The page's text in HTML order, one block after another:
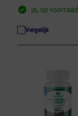
ja, op voorraad
Vergelijk